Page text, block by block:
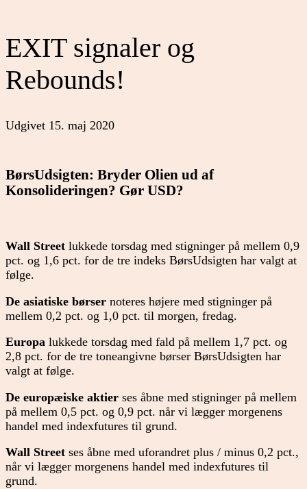
EXIT signaler og
Rebounds!
Udgivet 15. maj 2020
BørsUdsigten: Bryder Olien ud af
Konsolideringen? Gør USD?
Wall Street lukkede torsdag med stigninger på mellem 0,9
pct. og 1,6 pct. for de tre indeks BørsUdsigten har valgt at
følge.
De asiatiske børser noteres højere med stigninger på
mellem 0,2 pct. og 1,0 pct. til morgen, fredag.
Europa lukkede torsdag med fald på mellem 1,7 pct. og
2,8 pct. for de tre toneangivne børser BørsUdsigten har
valgt at følge.
De europæiske aktier ses åbne med stigninger på mellem
på mellem 0,5 pct. og 0,9 pct. når vi lægger morgenens
handel med indexfutures til grund.
Wall Street ses åbne med uforandret plus / minus 0,2 pct.,
når vi lægger morgenens handel med indexfutures til
grund.